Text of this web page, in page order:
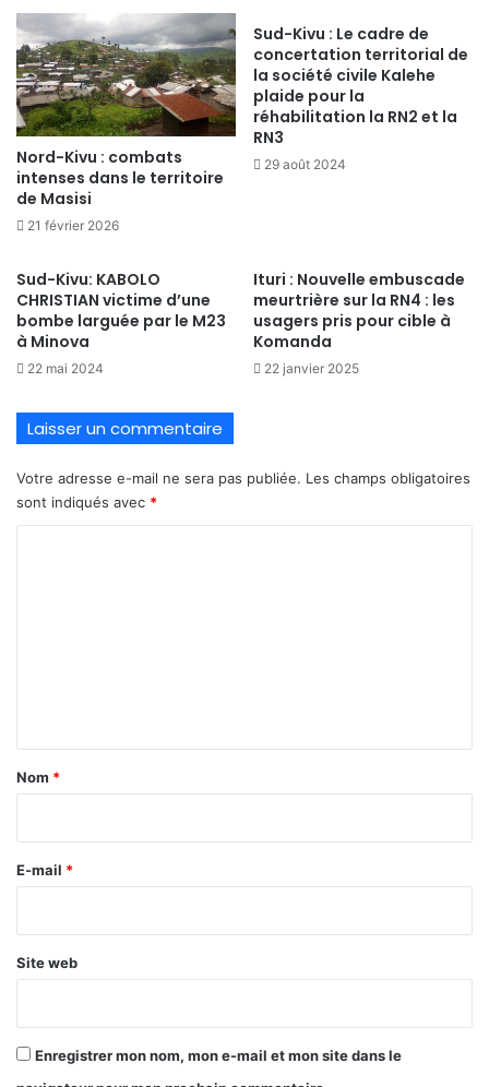
Nord-Kivu : combats
intenses dans le territoire
de Masisi
21 février 2026
Sud-Kivu : Le cadre de
concertation territorial de
la société civile Kalehe
plaide pour la
réhabilitation la RN2 et la
RN3
29 août 2024
Sud-Kivu: KABOLO
CHRISTIAN victime d’une
bombe larguée par le M23
à Minova
22 mai 2024
Ituri : Nouvelle embuscade
meurtrière sur la RN4 : les
usagers pris pour cible à
Komanda
22 janvier 2025
Laisser un commentaire
Votre adresse e-mail ne sera pas publiée. Les champs obligatoires
sont indiqués avec *
a
e
Nom *
E-mail *
Site web
Enregistrer mon nom, mon e-mail et mon site dans le